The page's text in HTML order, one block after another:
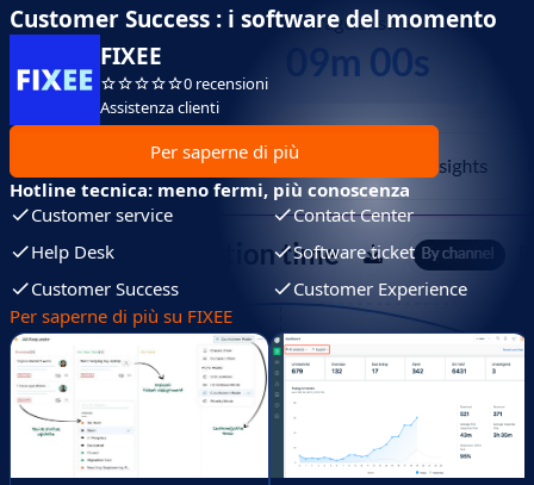
Customer Success : i software del momento
FIXEE
0 recensioni
Assistenza clienti
Per saperne di più
Hotline tecnica: meno fermi, più conoscenza
Customer service
Contact Center
Help Desk
Software ticket
Customer Success
Customer Experience
Per saperne di più su FIXEE